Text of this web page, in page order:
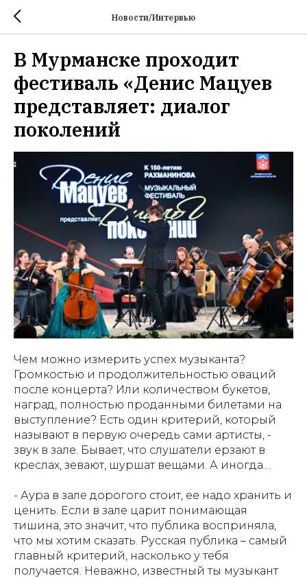
Новости/Интервью
В Мурманске проходит
фестиваль «Денис Мацуев
представляет: диалог
поколений
Чем можно измерить успех музыканта?
Громкостью и продолжительностью оваций
после концерта? Или количеством букетов,
наград, полностью проданными билетами на
выступление? Есть один критерий, который
называют в первую очередь сами артисты, -
звук в зале. Бывает, что слушатели ерзают в
креслах, зевают, шуршат вещами. А иногда…
- Аура в зале дорогого стоит, ее надо хранить и
ценить. Если в зале царит понимающая
тишина, это значит, что публика восприняла,
что мы хотим сказать. Русская публика – самый
главный критерий, насколько у тебя
получается. Неважно, известный ты музыкант